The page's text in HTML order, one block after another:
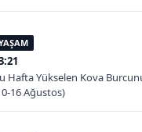
Hafta Yükselen Kova
16 Ağustos)